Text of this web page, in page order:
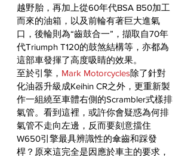
越野胎，再加上從60年代BSA B50加工
而來的油箱，以及前輪有著巨大進氣
口，後輪則為“齒鼓合一”，擷取自70年
代Triumph T120的鼓煞結構等，亦都為
這部車發揮了高度吸睛的效果。
至於引擎， Mark Motorcycles除了針對
化油器升級成Keihin CR之外，更重新製
作一組繞至車體右側的Scrambler式樣排
氣管。看到這裡，或許你會疑惑為何排
氣管不走向左邊，反而要刻意擋住
W650引擎最具辨識性的傘齒和踩發
桿？原來這完全是因應於車主的要求，